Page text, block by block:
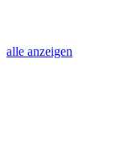
alle anzeigen